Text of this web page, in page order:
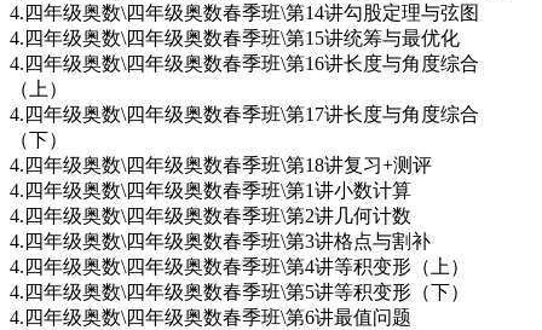
4.四年级奥数\四年级奥数春季班\第14讲勾股定理与弦图
4.四年级奥数\四年级奥数春季班\第15讲统筹与最优化
4.四年级奥数\四年级奥数春季班\第16讲长度与角度综合
（上）
4.四年级奥数\四年级奥数春季班\第17讲长度与角度综合
（下）
4.四年级奥数\四年级奥数春季班\第18讲复习+测评
4.四年级奥数\四年级奥数春季班\第1讲小数计算
4.四年级奥数\四年级奥数春季班\第2讲几何计数
4.四年级奥数\四年级奥数春季班\第3讲格点与割补
4.四年级奥数\四年级奥数春季班\第4讲等积变形（上）
4.四年级奥数\四年级奥数春季班\第5讲等积变形（下）
4.四年级奥数\四年级奥数春季班\第6讲最值问题